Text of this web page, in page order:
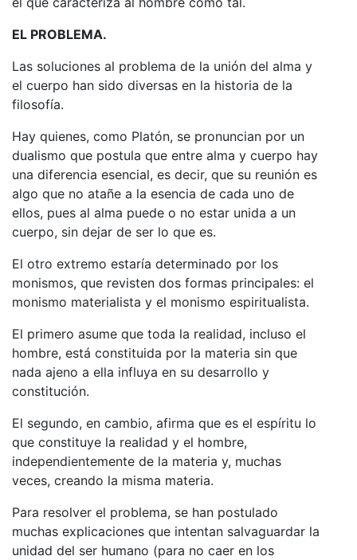
EL PROBLEMA.
Las soluciones al problema de la unión del alma y
el cuerpo han sido diversas en la historia de la
filosofía.
Hay quienes, como Platón, se pronuncian por un
dualismo que postula que entre alma y cuerpo hay
una dife­rencia esencial, es decir, que su reunión es
algo que no atañe a la esencia de cada uno de
ellos, pues al alma puede o no estar unida a un
cuerpo, sin dejar de ser lo que es.
El otro extremo estaría determinado por los
monismos, que revisten dos formas principales: el
monismo materialista y el monismo espiritualista.
El primero asume que toda la realidad, incluso el
hombre, está constituida por la materia sin que
nada ajeno a ella influya en su desarrollo y
constitución.
El segundo, en cambio, afirma que es el espíritu lo
que constituye la realidad y el hombre,
independientemente de la materia y, muchas
veces, creando la misma materia.
Para resolver el problema, se han postulado
muchas explicaciones que intentan salvaguardar la
unidad del ser humano (para no caer en los